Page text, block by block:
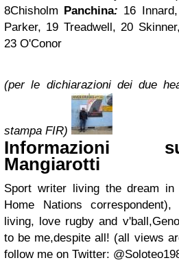
8Chisholm Panchina: 16
Parker, 19 Treadwell, 20
23 O'Conor
(per le dichiarazioni dei due
stampa FIR)
Informazioni
Mangiarotti
Sport writer living the dream in
Home Nations
living, love rugby and
to be me,despite all! (all views
follow me on Twitter: